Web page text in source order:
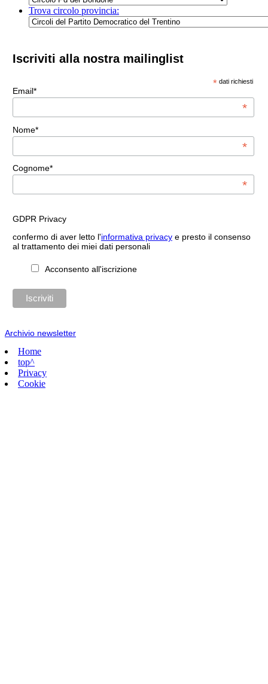
Trova circolo provincia:
Iscriviti alla nostra mailinglist
* dati richiesti
Email*
*
Nome*
*
Cognome*
*
GDPR Privacy
confermo di aver letto l'informativa privacye presto il consenso
al trattamento dei miei dati personali
Acconsento all'iscrizione
Archivio newsletter
Home
top^
Privacy
Cookie